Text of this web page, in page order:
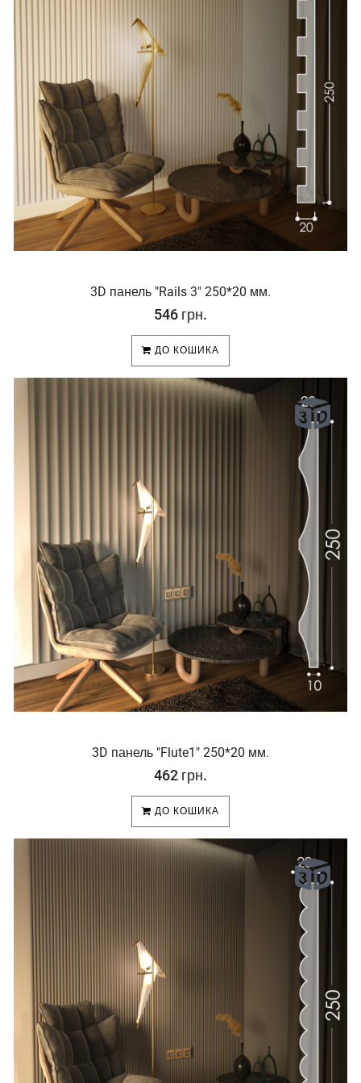
3D панель "Rails 3" 250*20 мм.
546 грн.
ДО КОШИКА
3D панель "Flute1" 250*20 мм.
462 грн.
ДО КОШИКА